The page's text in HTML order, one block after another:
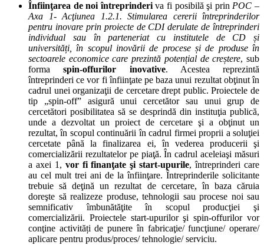
Înfiinţarea de noi întreprinderiva fi posibilă şi prin POC –
Axa 1- Acţiunea 1.2.1. Stimularea cererii întreprinderilor
pentru inovare prin proiecte de CDI derulate de întreprinderi
individual sau în parteneriat cu institutele de CD și
universități, în scopul inovării de procese și de produse în
sectoarele economice care prezintă potențial de creștere, sub
formaspin-offurilor inovative. Acestea reprezintă
întreprinderi ce vor fi înfiinţate pe baza unui rezultat obţinut în
cadrul unei organizaţii de cercetare drept public. Proiectele de
tip „spin-off” asigură unui cercetător sau unui grup de
cercetători posibilitatea să se desprindă din instituţia publică,
unde a dezvoltat un proiect de cercetare şi a obţinut un
rezultat, în scopul continuării în cadrul firmei proprii a soluţiei
cercetate până la finalizarea ei, în vederea producerii şi
comercializării rezultatelor pe piaţă. În cadrul aceleiaşi măsuri
a axei 1, vor fi finanţate şi start-upurile, întreprinderi care
au cel mult trei ani de la înfiinţare. Întreprinderile solicitante
trebuie să deţină un rezultat de cercetare, în baza căruia
doreşte să realizeze produse, tehnologii sau procese noi sau
semnificativ îmbunătăţite în scopul producţiei şi
comercializării. Proiectele start-upurilor şi spin-offurilor vor
conţine activități de punere în fabricaţie/ funcţiune/ operare/
aplicare pentru produs/proces/ tehnologie/ serviciu.